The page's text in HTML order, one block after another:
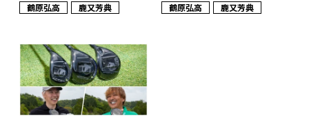
鶴原弘高
鹿又芳典
鶴原弘高
鹿又芳典